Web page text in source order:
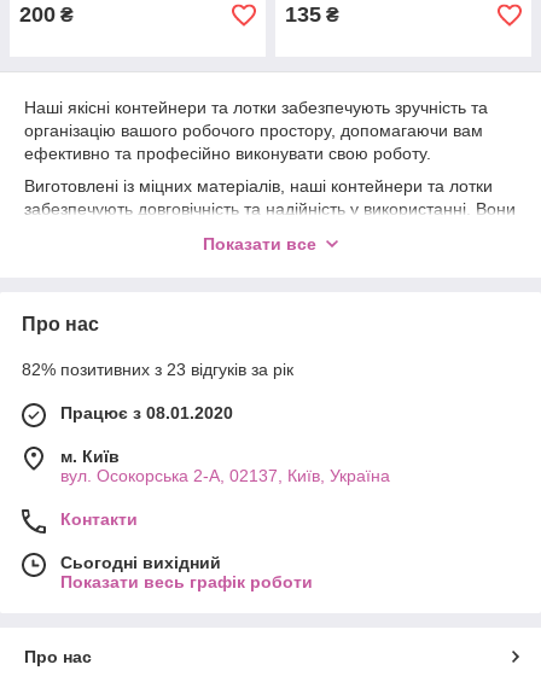
200 ₴ 135 ₴
Наші якісні контейнери та лотки забезпечують зручність та
організацію вашого робочого простору, допомагаючи вам
ефективно та професійно виконувати свою роботу.
Виготовлені із міцних матеріалів, наші контейнери та лотки
забезпечують довговічність та надійність у використанні. Вони
манікюру та інших професійних сфер, де важливо мати
лотки допоможуть вам організувати інструменти так, щоб
Вибирайте з нашого асортименту той варіант, який відповідає
вашим потребам та уподобанням.
роботу більш зручною та професійною. Купуйте у нас
сьогодні та насолоджуйтесь порядком та організацією у
Показати все
Про нас
82% позитивних з 23 відгуків за рік
Працює з 08.01.2020
м. Київ
вул. Осокорська 2-А, 02137, Київ, Україна
Контакти
Сьогодні вихідний
Показати весь графік роботи
Про нас